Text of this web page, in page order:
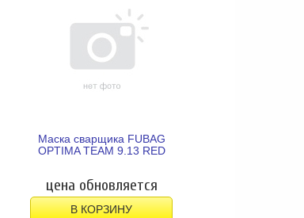
Маска сварщика FUBAG
OPTIMA TEAM 9.13 RED
цена обновляется
В КОРЗИНУ